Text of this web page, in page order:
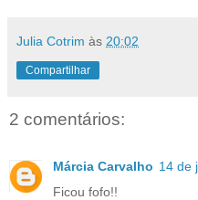
Julia Cotrim às 20:02
Compartilhar
2 comentários:
Márcia Carvalho 14 de
Ficou fofo!!